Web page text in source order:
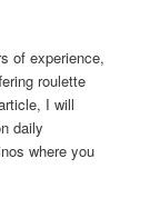
of experience,
roulette
I will
daily
where you